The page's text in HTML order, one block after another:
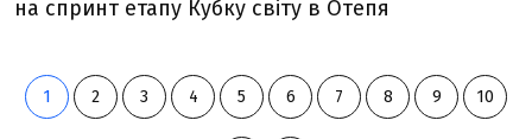
на спринт етапу Кубку світу в Отепя
1 2 3 4 5 6 7 8 9 10